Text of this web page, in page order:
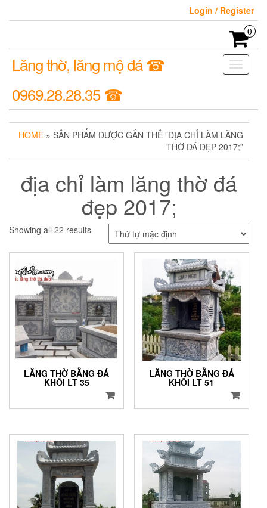
Login / Register
0
Toggle
Lăng thờ, lăng mộ đá ☎
0969.28.28.35 ☎
HOME » SẢN PHẨM ĐƯỢC GẮN THẺ “ĐỊA CHỈ LÀM LĂNG
THỜ ĐÁ ĐẸP 2017;”
địa chỉ làm lăng thờ đá
đẹp 2017;
Showing all 22 results
LĂNG THỜ BẰNG ĐÁ
KHỐI LT 35
LĂNG THỜ BẰNG ĐÁ
KHỐI LT 51